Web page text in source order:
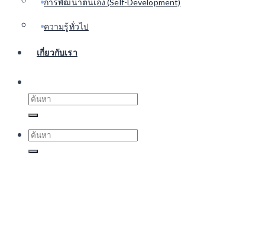
ความรู้ทั่วไป
เกี่ยวกับเรา
Search
Search